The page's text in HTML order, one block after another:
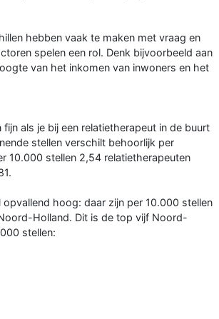
hebben vaak te maken met vraag en
spelen een rol. Denk bijvoorbeeld aan
van het inkomen van inwoners en het
als je bij een relatietherapeut in de buurt
stellen verschilt behoorlijk per
10.000 stellen 2,54 relatietherapeuten
hoog: daar zijn per 10.000 stellen
Holland. Dit is de top vijf Noord-
stellen: